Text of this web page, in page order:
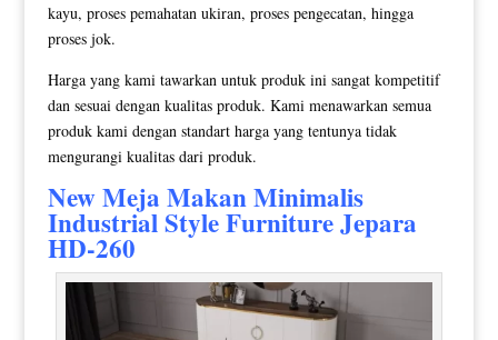
kayu, proses pemahatan ukiran, proses pengecatan, hingga
proses jok.
Harga yang kami tawarkan untuk produk ini sangat kompetitif
dan sesuai dengan kualitas produk. Kami menawarkan semua
produk kami dengan standart harga yang tentunya tidak
mengurangi kualitas dari produk.
NewMeja Makan Minimalis
Industrial Style Furniture Jepara
HD-260